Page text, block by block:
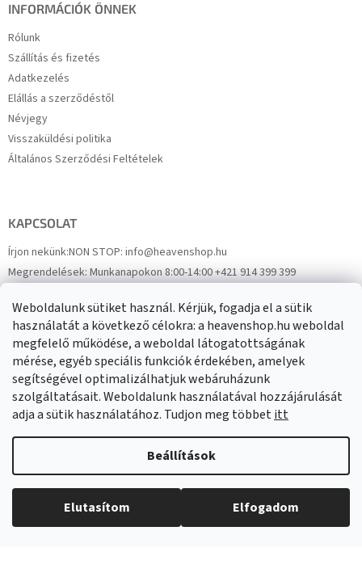
Weboldalunk sütiket használ. Kérjük, fogadja el a sütik
használatát a következő célokra: a heavenshop.hu weboldal
megfelelő működése, a weboldal látogatottságának
mérése, egyéb speciális funkciók érdekében, amelyek
segítségével optimalizálhatjuk webáruházunk
szolgáltatásait. Weboldalunk használatával hozzájárulását
adja a sütik használatához. Tudjon meg többetitt
Beállítások
Elutasítom Elfogadom
INFORMÁCIÓK ÖNNEK
Rólunk
Szállítás és fizetés
Adatkezelés
Elállás a szerződéstől
Névjegy
Visszaküldési politika
Általános Szerződési Feltételek
KAPCSOLAT
Írjon nekünk:NON STOP: info@heavenshop.hu
Megrendelések:Munkanapokon 8:00-14:00 +421 914 399 399
FacebookHeavenShop.sk
Eredményeink